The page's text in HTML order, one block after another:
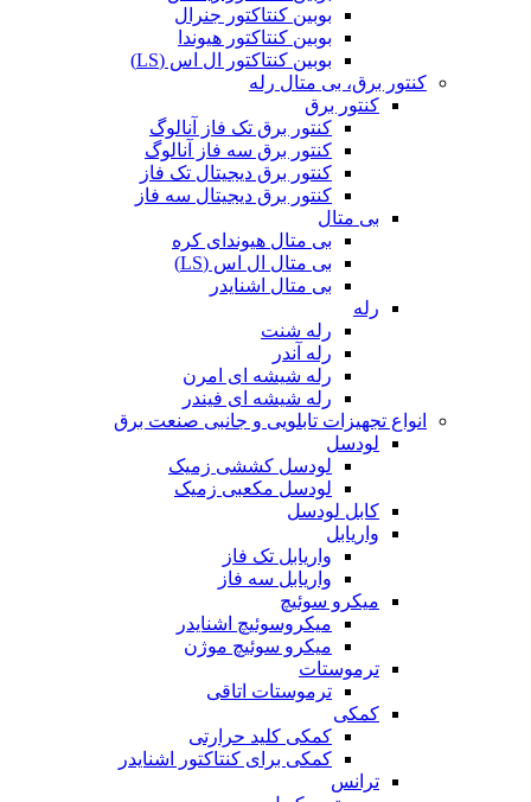
بوبین کنتاکتور جنرال
بوبین کنتاکتور هیوندا
بوبین کنتاکتور ال اس (LS)
کنتور برق، بی متال رله
کنتور برق
کنتور برق تک فاز آنالوگ
کنتور برق سه فاز آنالوگ
کنتور برق دیجیتال تک فاز
کنتور برق دیجیتال سه فاز
بی متال
بی متال هیوندای کره
بی متال ال اس (LS)
بی متال اشنایدر
رله
رله شنت
رله آندر
رله شیشه ای امرن
رله شیشه ای فیندر
انواع تجهیزات تابلویی و جانبی صنعت برق
لودسل
لودسل کششی زمیک
لودسل مکعبی زمیک
کابل لودسل
واریابل
واریابل تک فاز
واریابل سه فاز
میکرو سوئیچ
میکروسوئیچ اشنایدر
میکرو سوئیچ موژن
ترموستات
ترموستات اتاقی
کمکی
کمکی کلید حرارتی
کمکی برای کنتاکتور اشنایدر
ترانس